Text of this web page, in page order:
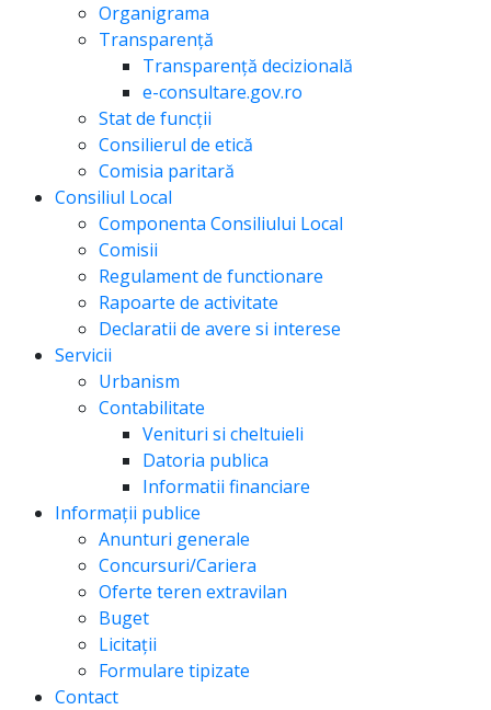
Organigrama
Transparență
Transparență decizională
e-consultare.gov.ro
Stat de funcții
Consilierul de etică
Comisia paritară
Consiliul Local
Componenta Consiliului Local
Comisii
Regulament de functionare
Rapoarte de activitate
Declaratii de avere si interese
Servicii
Urbanism
Contabilitate
Venituri si cheltuieli
Datoria publica
Informatii financiare
Informații publice
Anunturi generale
Concursuri/Cariera
Oferte teren extravilan
Buget
Licitații
Formulare tipizate
Contact